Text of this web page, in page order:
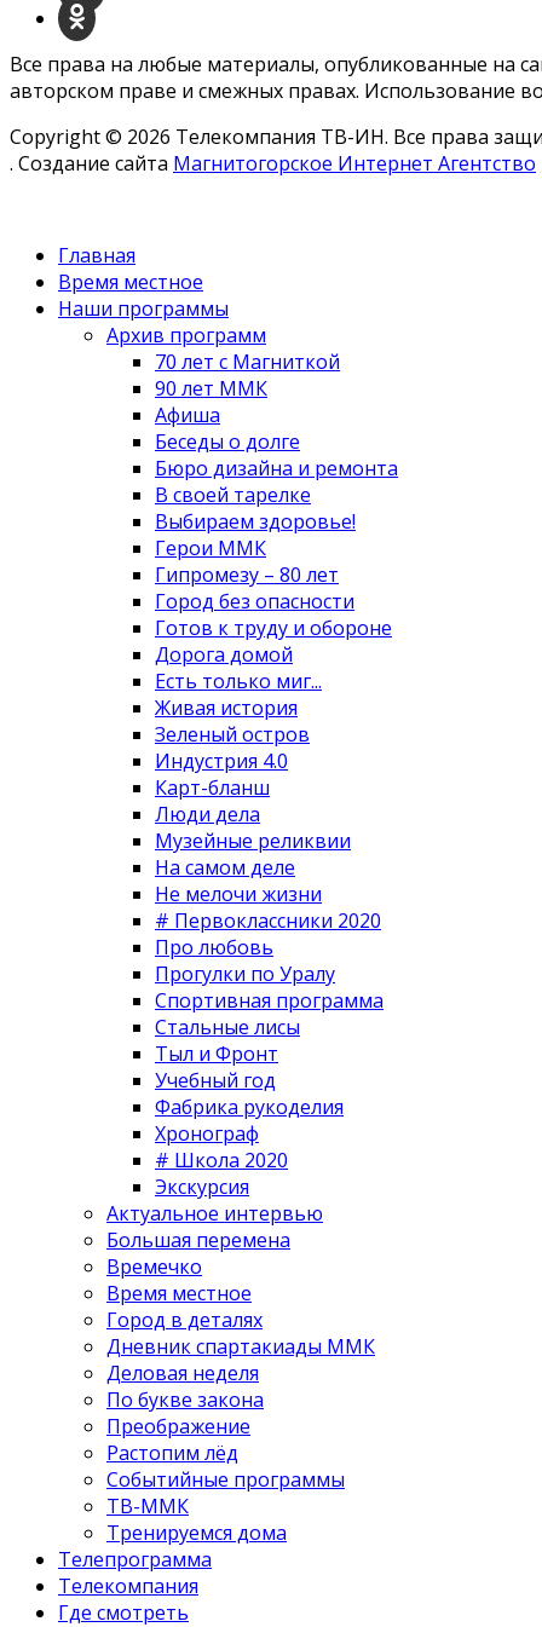
Все права на любые материалы, опубликованные на
авторском праве и смежных правах. Использование
Copyright © 2026 Телекомпания ТВ-ИН. Все права
. Создание сайта Магнитогорское Интернет Агентство
Главная
Время местное
Наши программы
Архив программ
70 лет с Магниткой
90 лет ММК
Афиша
Беседы о долге
Бюро дизайна и ремонта
В своей тарелке
Выбираем здоровье!
Герои ММК
Гипромезу – 80 лет
Город без опасности
Готов к труду и обороне
Дорога домой
Есть только миг...
Живая история
Зеленый остров
Индустрия 4.0
Карт-бланш
Люди дела
Музейные реликвии
На самом деле
Не мелочи жизни
# Первоклассники 2020
Про любовь
Прогулки по Уралу
Спортивная программа
Стальные лисы
Тыл и Фронт
Учебный год
Фабрика рукоделия
Хронограф
# Школа 2020
Экскурсия
Актуальное интервью
Большая перемена
Времечко
Время местное
Город в деталях
Дневник спартакиады ММК
Деловая неделя
По букве закона
Преображение
Растопим лёд
Событийные программы
ТВ-ММК
Тренируемся дома
Телепрограмма
Телекомпания
Где смотреть